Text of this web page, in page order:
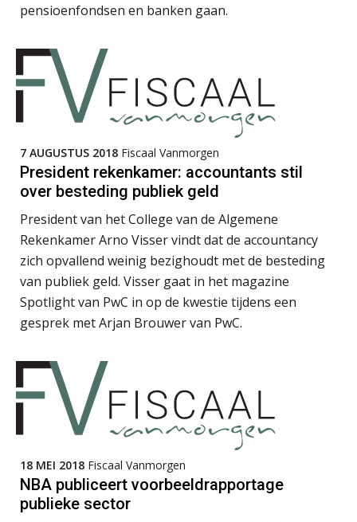
pensioenfondsen en banken gaan.
7 AUGUSTUS 2018 Fiscaal Vanmorgen
President rekenkamer: accountants stil
over besteding publiek geld
President van het College van de Algemene
Rekenkamer Arno Visser vindt dat de accountancy
zich opvallend weinig bezighoudt met de besteding
van publiek geld. Visser gaat in het magazine
Spotlight van PwC in op de kwestie tijdens een
gesprek met Arjan Brouwer van PwC.
18 MEI 2018 Fiscaal Vanmorgen
NBA publiceert voorbeeldrapportage
publieke sector
Rakesh Ghirah
Bernard Schols
Joost Diks